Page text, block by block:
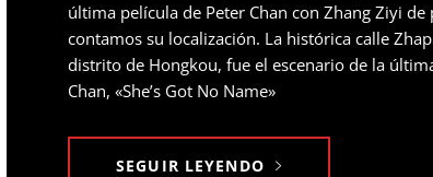
última película de Peter Chan con Zhang Ziyi de
contamos su localización. La histórica calle
distrito de Hongkou, fue el escenario de la
Chan, «She’s Got No Name»
SEGUIR LEYENDO